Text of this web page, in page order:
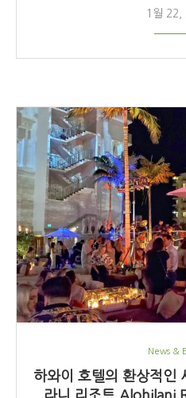
1월 22,
News &
하와이 호텔의 환상적인